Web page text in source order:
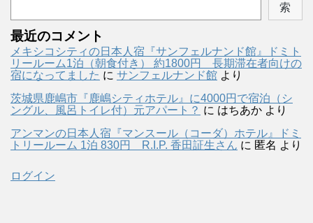
索
最近のコメント
メキシコシティの日本人宿『サンフェルナンド館』ドミト
リールーム1泊（朝食付き） 約1800円 長期滞在者向けの
宿になってました に サンフェルナンド館 より
茨城県鹿嶋市『鹿嶋シティホテル』に4000円で宿泊（シ
ングル、風呂トイレ付）元アパート？ に はちあか より
アンマンの日本人宿『マンスール（コーダ）ホテル』ドミ
トリールーム 1泊 830円 R.I.P. 香田証生さん に 匿名 より
ログイン